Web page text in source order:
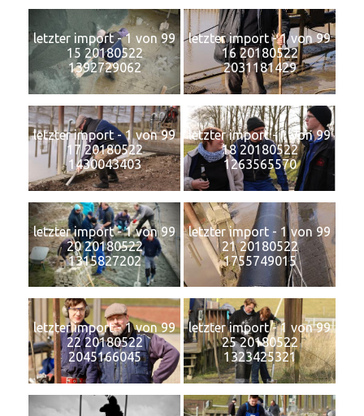
letzter import - 1 von 99
15 20180522
1392729062
letzter import - 1 von 99
16 20180522
2031181429
letzter import - 1 von 99
17 20180522
1430043403
letzter import - 1 von 99
18 20180522
1263565570
letzter import - 1 von 99
20 20180522
1315827202
letzter import - 1 von 99
21 20180522
1755749015
letzter import - 1 von 99
22 20180522
2045166045
letzter import - 1 von 99
25 20180522
1323425321